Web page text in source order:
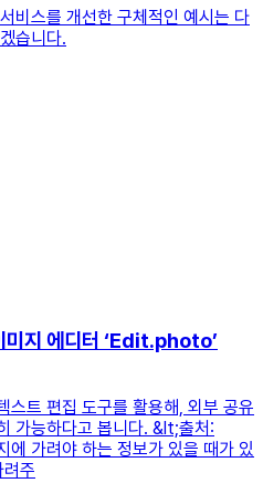
비스를 개선한 구체적인 예시는 다
습니다.
미지 에디터 ‘Edit.photo’
스트 편집 도구를 활용해, 외부 공유
가능하다고 봅니다. &lt;출처:
가려야 하는 정보가 있을 때가 있
주